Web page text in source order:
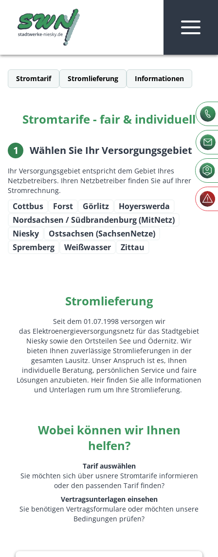
Zum Inhalt springen
Stromlieferung
Stromtarif Stromlieferung Informationen
Stromtarife - fair & individuell
1 Wählen Sie Ihr Versorgungsgebiet
Ihr Versorgungsgebiet entspricht dem Gebiet Ihres
Netzbetreibers. Ihren Netzbetreiber finden Sie auf Ihrer
Stromrechnung.
Cottbus Forst Görlitz
Hoyerswerda
Nordsachsen / Südbrandenburg (MitNetz)
Niesky
Ostsachsen (SachsenNetze)
Spremberg
Weißwasser Zittau
Stromlieferung
Seit dem 01.07.1998 versorgen wir
das Elektroenergieversorgungsnetz für das Stadtgebiet
Niesky sowie den Ortsteilen See und Ödernitz. Wir
bieten Ihnen zuverlässige Stromlieferungen in der
gesamten Lausitz. Unser Anspruch ist es, Ihnen
individuelle Beratung, persönlichen Service und faire
Lösungen anzubieten. Heir finden Sie alle Informationen
und Unterlagen rum um Ihre Stromlieferung.
Wobei können wir Ihnen
helfen?
Tarif auswählen
Sie möchten sich über usnere Stromtarife informieren
oder den passenden Tarif finden?
Vertragsunterlagen einsehen
Sie benötigen Vertragsformulare oder möchten unsere
Bedingungen prüfen?